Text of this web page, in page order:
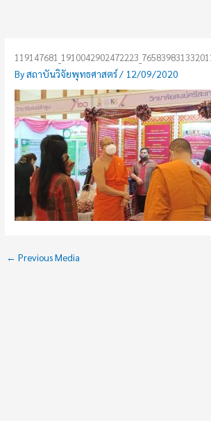
Byสถาบันวิจัยพุทธศาสตร์/ 12/09/2020
← Previous Media